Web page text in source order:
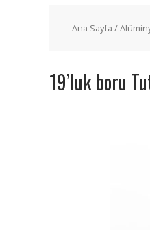
Ana Sayfa /
19’luk boru